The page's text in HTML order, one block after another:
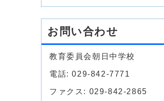
お問い合わせ
教育委員会朝日中学校
電話: 029-842-7771
ファクス: 029-842-2865